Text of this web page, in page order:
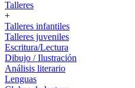
Talleres
+
Talleres infantiles
Talleres juveniles
Escritura/Lectura
Dibujo / Ilustración
Análisis literario
Lenguas